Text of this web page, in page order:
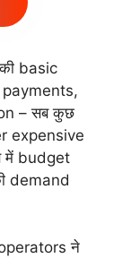
basic
– सब कुछ
expensive
में budget
demand
ने